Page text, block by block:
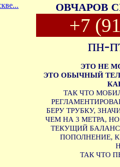
ОВЧАРОВ
+7
пн-
ЭТО НЕ
ЭТО ОБЫЧНЫЙ
ТАК ЧТО
БЕРУ ТРУБКУ,
ЧЕМ НА 3 МЕТРА,
ТЕКУЩИЙ
ПОПОЛНЕНИЕ,
ТАК ЧТО